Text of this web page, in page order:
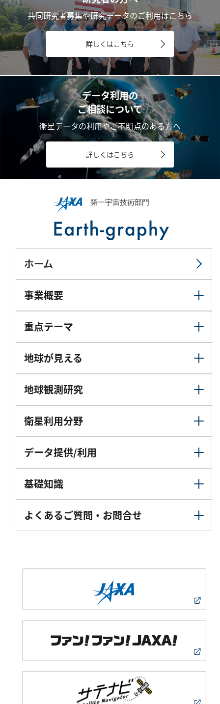
共同研究者募集や研究データのご利用はこちら
詳しくはこちら
データ利用の
ご相談について
衛星データの利用やご不明点のある方へ
詳しくはこちら
ホーム
事業概要
重点テーマ
地球が見える
地球観測研究
衛星利用分野
データ提供/利用
基礎知識
よくあるご質問・お問合せ